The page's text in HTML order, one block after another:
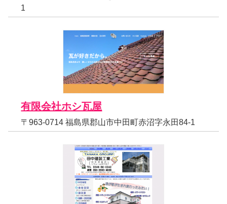
1
有限会社ホシ瓦屋
〒963-0714 福島県郡山市中田町赤沼字永田84-1